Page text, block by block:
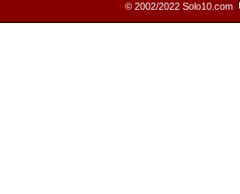
© 2002/2022 Solo10.com